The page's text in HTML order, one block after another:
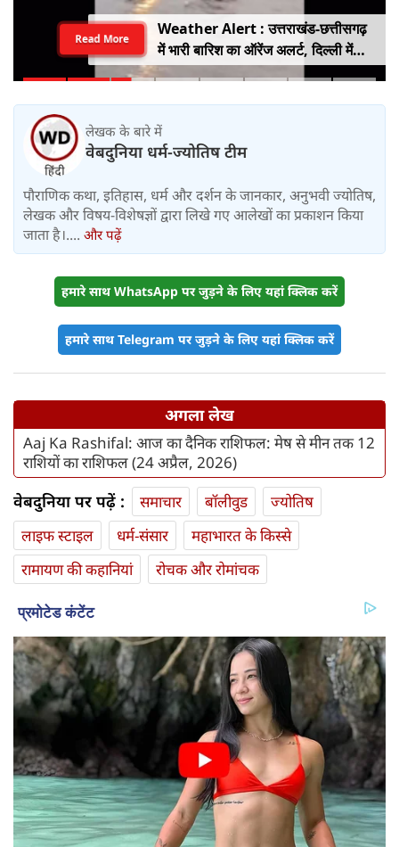
Weather Alert : उत्तराखंड-छत्तीसगढ़
में भारी बारिश का ऑरेंज अलर्ट, दिल्ली में
हल्की बारिश, जानें IMD का ताजा अपडेट
Read More
लेखक के बारे में
वेबदुनिया धर्म-ज्योतिष टीम
पौराणिक कथा, इतिहास, धर्म और दर्शन के जानकार, अनुभवी ज्योतिष,
लेखक और विषय-विशेषज्ञों द्वारा लिखे गए आलेखों का प्रकाशन किया
जाता है।.... और पढ़ें
हमारे साथ WhatsApp पर जुड़ने के लिए यहां क्लिक करें
हमारे साथ Telegram पर जुड़ने के लिए यहां क्लिक करें
अगला लेख
Aaj Ka Rashifal: आज का दैनिक राशिफल: मेष से मीन तक 12
राशियों का राशिफल (24 अप्रैल, 2026)
वेबदुनिया पर पढ़ें : समाचार बॉलीवुड
ज्योतिष
लाइफ स्‍टाइल
धर्म-संसार
महाभारत के किस्से
रामायण की कहानियां
रोचक और रोमांचक